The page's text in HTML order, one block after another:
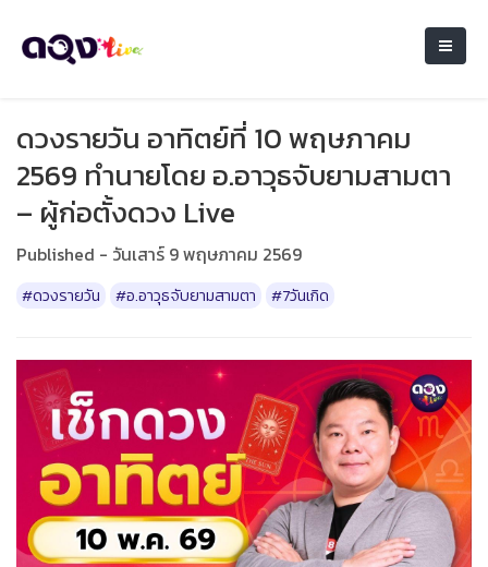
ดวงรายวัน อาทิตย์ที่ 10 พฤษภาคม
2569 ทำนายโดย อ.อาวุธจับยามสามตา
– ผู้ก่อตั้งดวง Live
Published - วันเสาร์ 9 พฤษภาคม 2569
#ดวงรายวัน #อ.อาวุธจับยามสามตา #7วันเกิด